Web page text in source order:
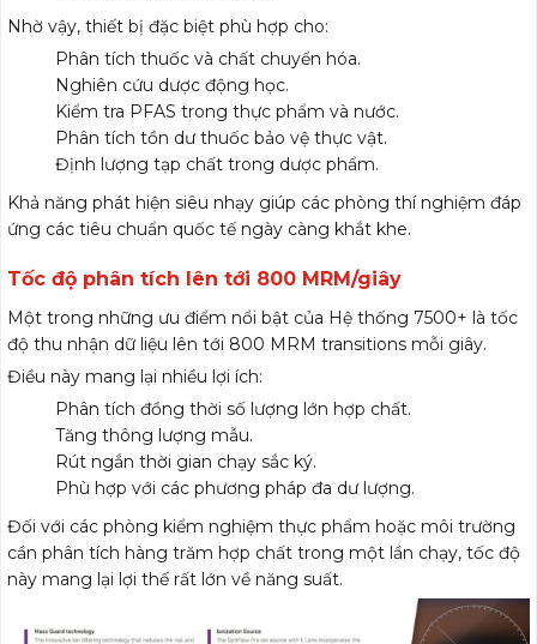
Nhờ vậy, thiết bị đặc biệt phù hợp cho:
Phân tích thuốc và chất chuyển hóa.
Nghiên cứu dược động học.
Kiểm tra PFAS trong thực phẩm và nước.
Phân tích tồn dư thuốc bảo vệ thực vật.
Định lượng tạp chất trong dược phẩm.
Khả năng phát hiện siêu nhạy giúp các phòng thí nghiệm đáp
ứng các tiêu chuẩn quốc tế ngày càng khắt khe.
Tốc độ phân tích lên tới 800 MRM/giây
Một trong những ưu điểm nổi bật của Hệ thống 7500+ là tốc
độ thu nhận dữ liệu lên tới 800 MRM transitions mỗi giây.
Điều này mang lại nhiều lợi ích:
Phân tích đồng thời số lượng lớn hợp chất.
Tăng thông lượng mẫu.
Rút ngắn thời gian chạy sắc ký.
Phù hợp với các phương pháp đa dư lượng.
Đối với các phòng kiểm nghiệm thực phẩm hoặc môi trường
cần phân tích hàng trăm hợp chất trong một lần chạy, tốc độ
này mang lại lợi thế rất lớn về năng suất.